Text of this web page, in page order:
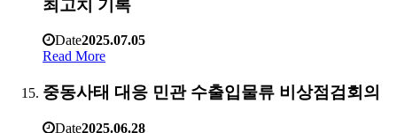
최고치 기록
Date2025.07.05
Read More
중동사태 대응 민관 수출입물류 비상점검회의
Date2025.06.28